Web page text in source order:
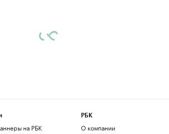
на РБК
РБК
О компании